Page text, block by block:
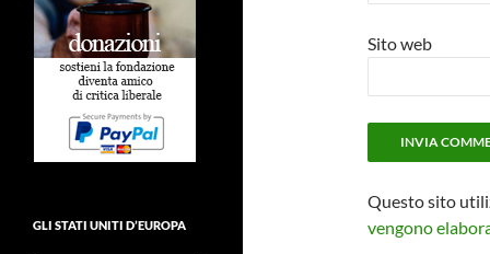
Sito web
Questo sito
vengono
GLI STATI UNITI D’EUROPA